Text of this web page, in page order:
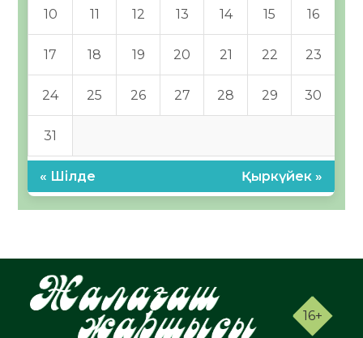
10 11 12 13 14 15 16
17 18 19 20 21 22 23
24 25 26 27 28 29 30
31
« Шілде Қыркүйек »
16+